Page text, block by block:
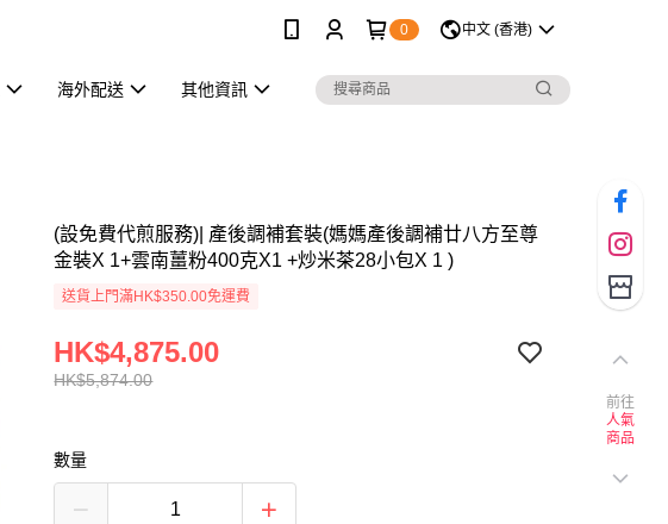
0 中文 (香港)
海外配送 其他資訊
(設免費代煎服務)| 產後調補套裝(媽媽產後調補廿八方至尊
金裝X 1+雲南薑粉400克X1 +炒米茶28小包X 1 )
送貨上門滿HK$350.00免運費
HK$5,874.00
HK$4,875.00
數量
前往
人氣
商品